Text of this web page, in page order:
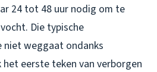
24 tot 48 uur nodig om te
Die typische
niet weggaat ondanks
het eerste teken van verborgen